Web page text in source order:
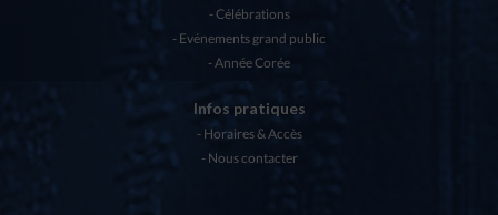
Célébrations
Evénements grand public
Année Corée
Infos pratiques
Horaires & Accès
Nous contacter